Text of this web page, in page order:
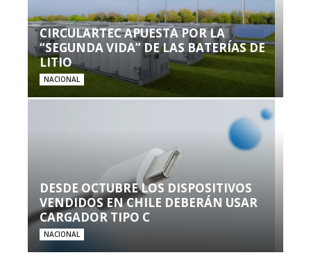
CIRCULARTEC APUESTA POR LA
“SEGUNDA VIDA” DE LAS BATERÍAS DE
LITIO
NACIONAL
DESDE OCTUBRE LOS DISPOSITIVOS
VENDIDOS EN CHILE DEBERÁN USAR
CARGADOR TIPO C
NACIONAL